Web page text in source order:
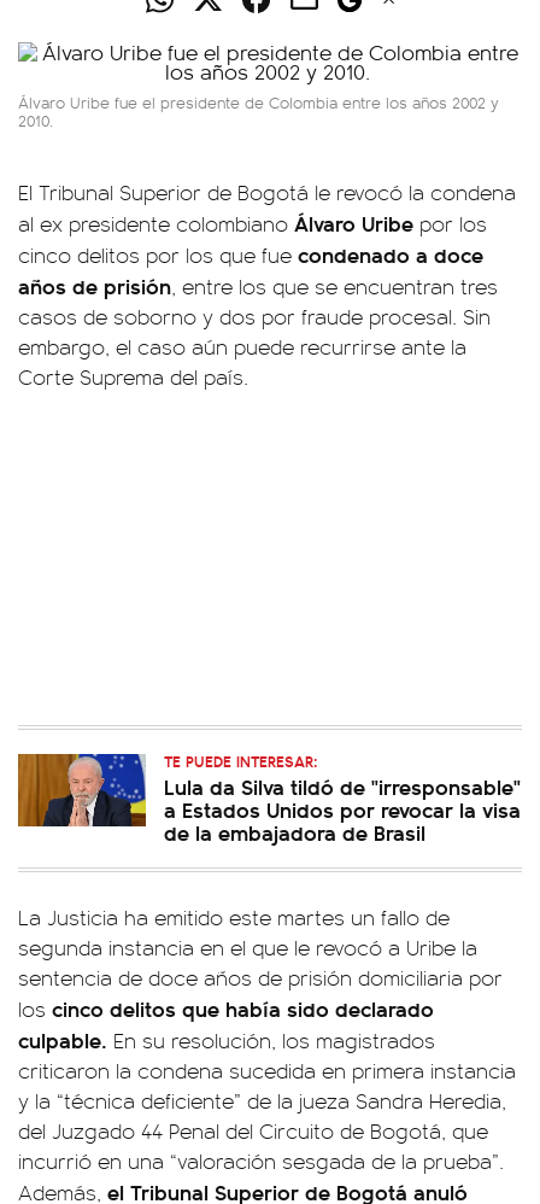
Álvaro Uribe fue el presidente de Colombia entre los años 2002 y
2010.
El Tribunal Superior de Bogotá le revocó la condena
al ex presidente colombiano Álvaro Uribe por los
cinco delitos por los que fue condenado a doce
años de prisión, entre los que se encuentran tres
casos de soborno y dos por fraude procesal. Sin
embargo, el caso aún puede recurrirse ante la
Corte Suprema del país.
TE PUEDE INTERESAR:
Lula da Silva tildó de "irresponsable"
a Estados Unidos por revocar la visa
de la embajadora de Brasil
La Justicia ha emitido este martes un fallo de
segunda instancia en el que le revocó a Uribe la
sentencia de doce años de prisión domiciliaria por
los cinco delitos que había sido declarado
culpable. En su resolución, los magistrados
criticaron la condena sucedida en primera instancia
y la “técnica deficiente” de la jueza Sandra Heredia,
del Juzgado 44 Penal del Circuito de Bogotá, que
incurrió en una “valoración sesgada de la prueba”.
Además, el Tribunal Superior de Bogotá anuló